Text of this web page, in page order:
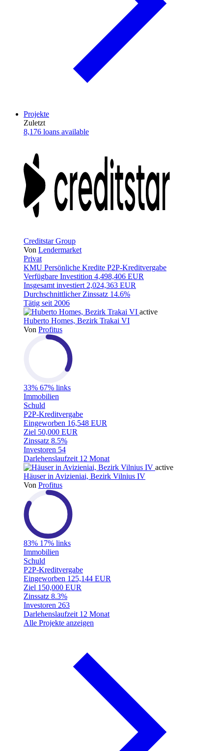
Projekte
Zuletzt
8,176 loans available
Creditstar Group
Von Lendermarket
Privat
KMU Persönliche Kredite P2P-Kreditvergabe
Verfügbare Investition 4,498,406 EUR
Insgesamt investiert 2,024,363 EUR
Durchschnittlicher Zinssatz 14.6%
Tätig seit 2006
active
Huberto Homes, Bezirk Trakai VI
Von Profitus
33% 67% links
Immobilien
Schuld
P2P-Kreditvergabe
Eingeworben 16,548 EUR
Ziel 50,000 EUR
Zinssatz 8.5%
Investoren 54
Darlehenslaufzeit 12 Monat
active
Häuser in Avizieniai, Bezirk Vilnius IV
Von Profitus
83% 17% links
Immobilien
Schuld
P2P-Kreditvergabe
Eingeworben 125,144 EUR
Ziel 150,000 EUR
Zinssatz 8.3%
Investoren 263
Darlehenslaufzeit 12 Monat
Alle Projekte anzeigen